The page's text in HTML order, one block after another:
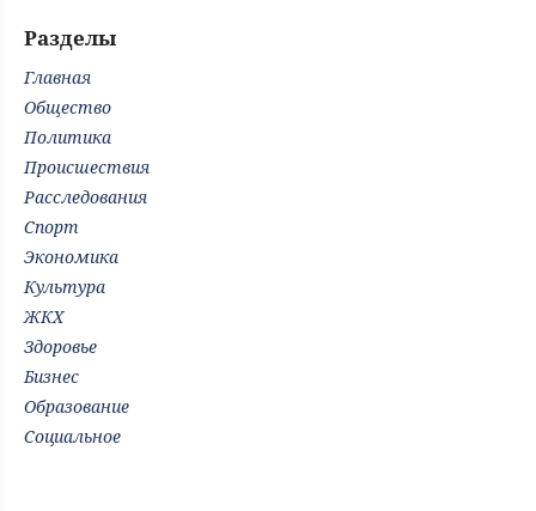
Разделы
Главная
Общество
Политика
Происшествия
Расследования
Спорт
Экономика
Культура
ЖКХ
Здоровье
Бизнес
Образование
Социальное